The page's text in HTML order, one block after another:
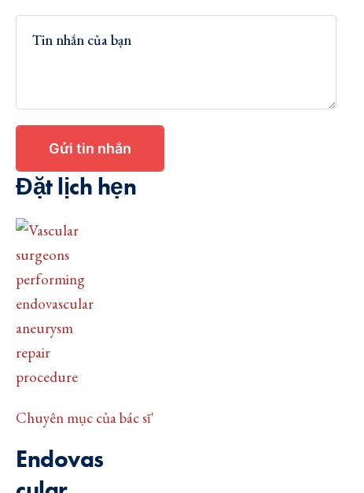
Gửi tin nhắn
Đặt lịch hẹn
Chuyên mục của bác sĩ'
Endovas